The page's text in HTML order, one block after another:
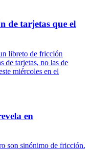
de tarjetas que el
libreto de fricción
de tarjetas, no las de
miércoles en el
en
son sinónimo de fricción.